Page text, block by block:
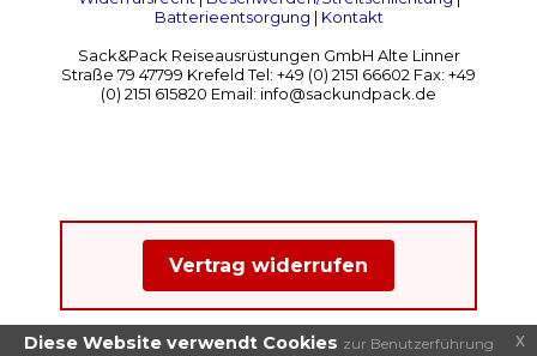
Batterieentsorgung | Kontakt
Sack&Pack Reiseausrüstungen GmbH Alte Linner
Straße 79 47799 Krefeld Tel: +49 (0) 2151 66602 Fax: +49
(0) 2151 615820 Email: info@sackundpack.de
Vertrag widerrufen
Diese Website verwendt Cookies zur Benutzerführung
x